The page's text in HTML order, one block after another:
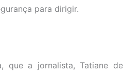
para dirigir.
que a jornalista, Tatiane de